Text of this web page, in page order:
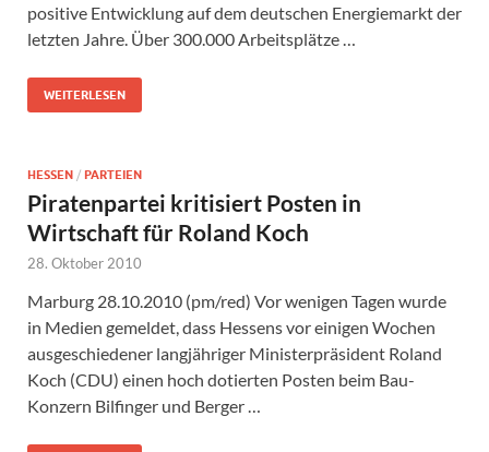
positive Entwicklung auf dem deutschen Energiemarkt der
letzten Jahre. Über 300.000 Arbeitsplätze …
WEITERLESEN
HESSEN / PARTEIEN
Piratenpartei kritisiert Posten in
Wirtschaft für Roland Koch
28. Oktober 2010
Marburg 28.10.2010 (pm/red) Vor wenigen Tagen wurde
in Medien gemeldet, dass Hessens vor einigen Wochen
ausgeschiedener langjähriger Ministerpräsident Roland
Koch (CDU) einen hoch dotierten Posten beim Bau-
Konzern Bilfinger und Berger …